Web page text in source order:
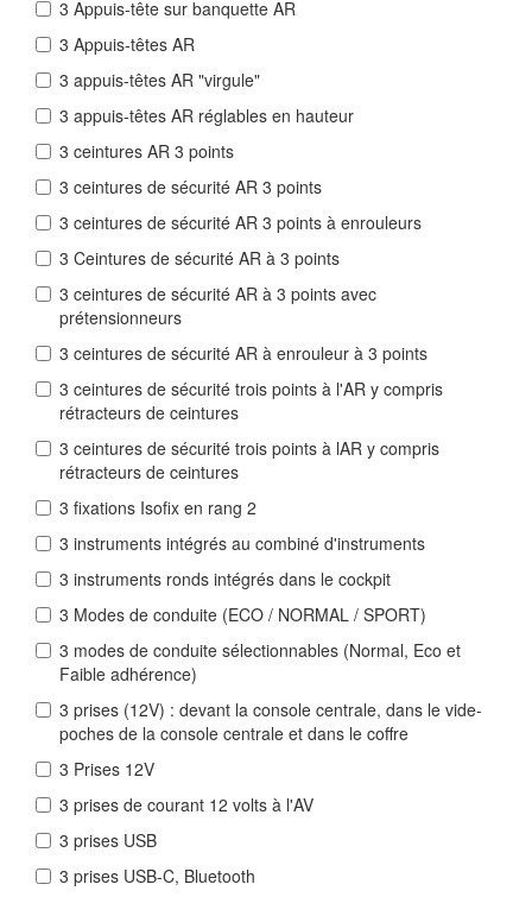
3 Appuis-tête sur banquette AR
3 Appuis-têtes AR
3 appuis-têtes AR "virgule"
3 appuis-têtes AR réglables en hauteur
3 ceintures AR 3 points
3 ceintures de sécurité AR 3 points
3 ceintures de sécurité AR 3 points à enrouleurs
3 Ceintures de sécurité AR à 3 points
3 ceintures de sécurité AR à 3 points avec
prétensionneurs
3 ceintures de sécurité AR à enrouleur à 3 points
3 ceintures de sécurité trois points à l'AR y compris
rétracteurs de ceintures
3 ceintures de sécurité trois points à lAR y compris
rétracteurs de ceintures
3 fixations Isofix en rang 2
3 instruments intégrés au combiné d'instruments
3 instruments ronds intégrés dans le cockpit
3 Modes de conduite (ECO / NORMAL / SPORT)
3 modes de conduite sélectionnables (Normal, Eco et
Faible adhérence)
3 prises (12V) : devant la console centrale, dans le vide-
poches de la console centrale et dans le coffre
3 Prises 12V
3 prises de courant 12 volts à l'AV
3 prises USB
3 prises USB-C, Bluetooth